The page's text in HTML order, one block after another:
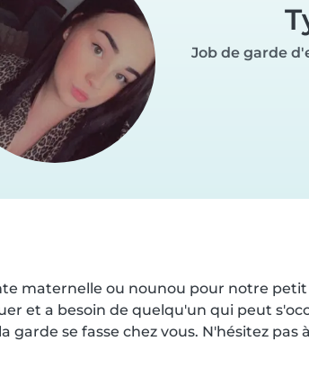
Job de garde
maternelle ou nounou pour notre
et a besoin de quelqu'un qui peut
se fasse chez vous. N'hésitez pas